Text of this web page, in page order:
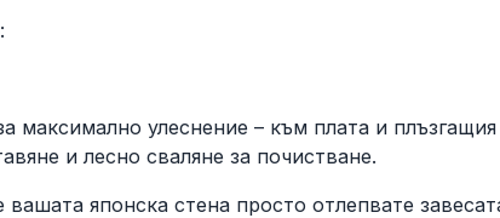
максимално улеснение – към плата и
и лесно сваляне за почистване.
вашата японска стена просто отлепвате